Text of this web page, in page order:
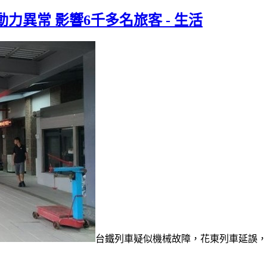
力異常 影響6千多名旅客 - 生活
台鐵列車疑似機械故障，花東列車延誤